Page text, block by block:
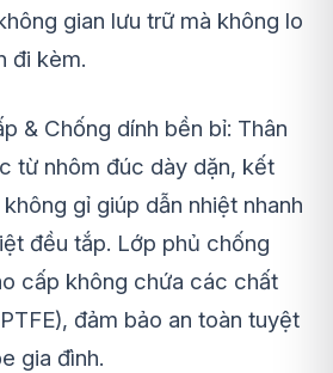
gian lưu trữ mà không lo
đi kèm.
& Chống dính bền bỉ: Thân
từ nhôm đúc dày dặn, kết
gỉ giúp dẫn nhiệt nhanh
đều tắp. Lớp phủ chống
cấp không chứa các chất
đảm bảo an toàn tuyệt
gia đình.